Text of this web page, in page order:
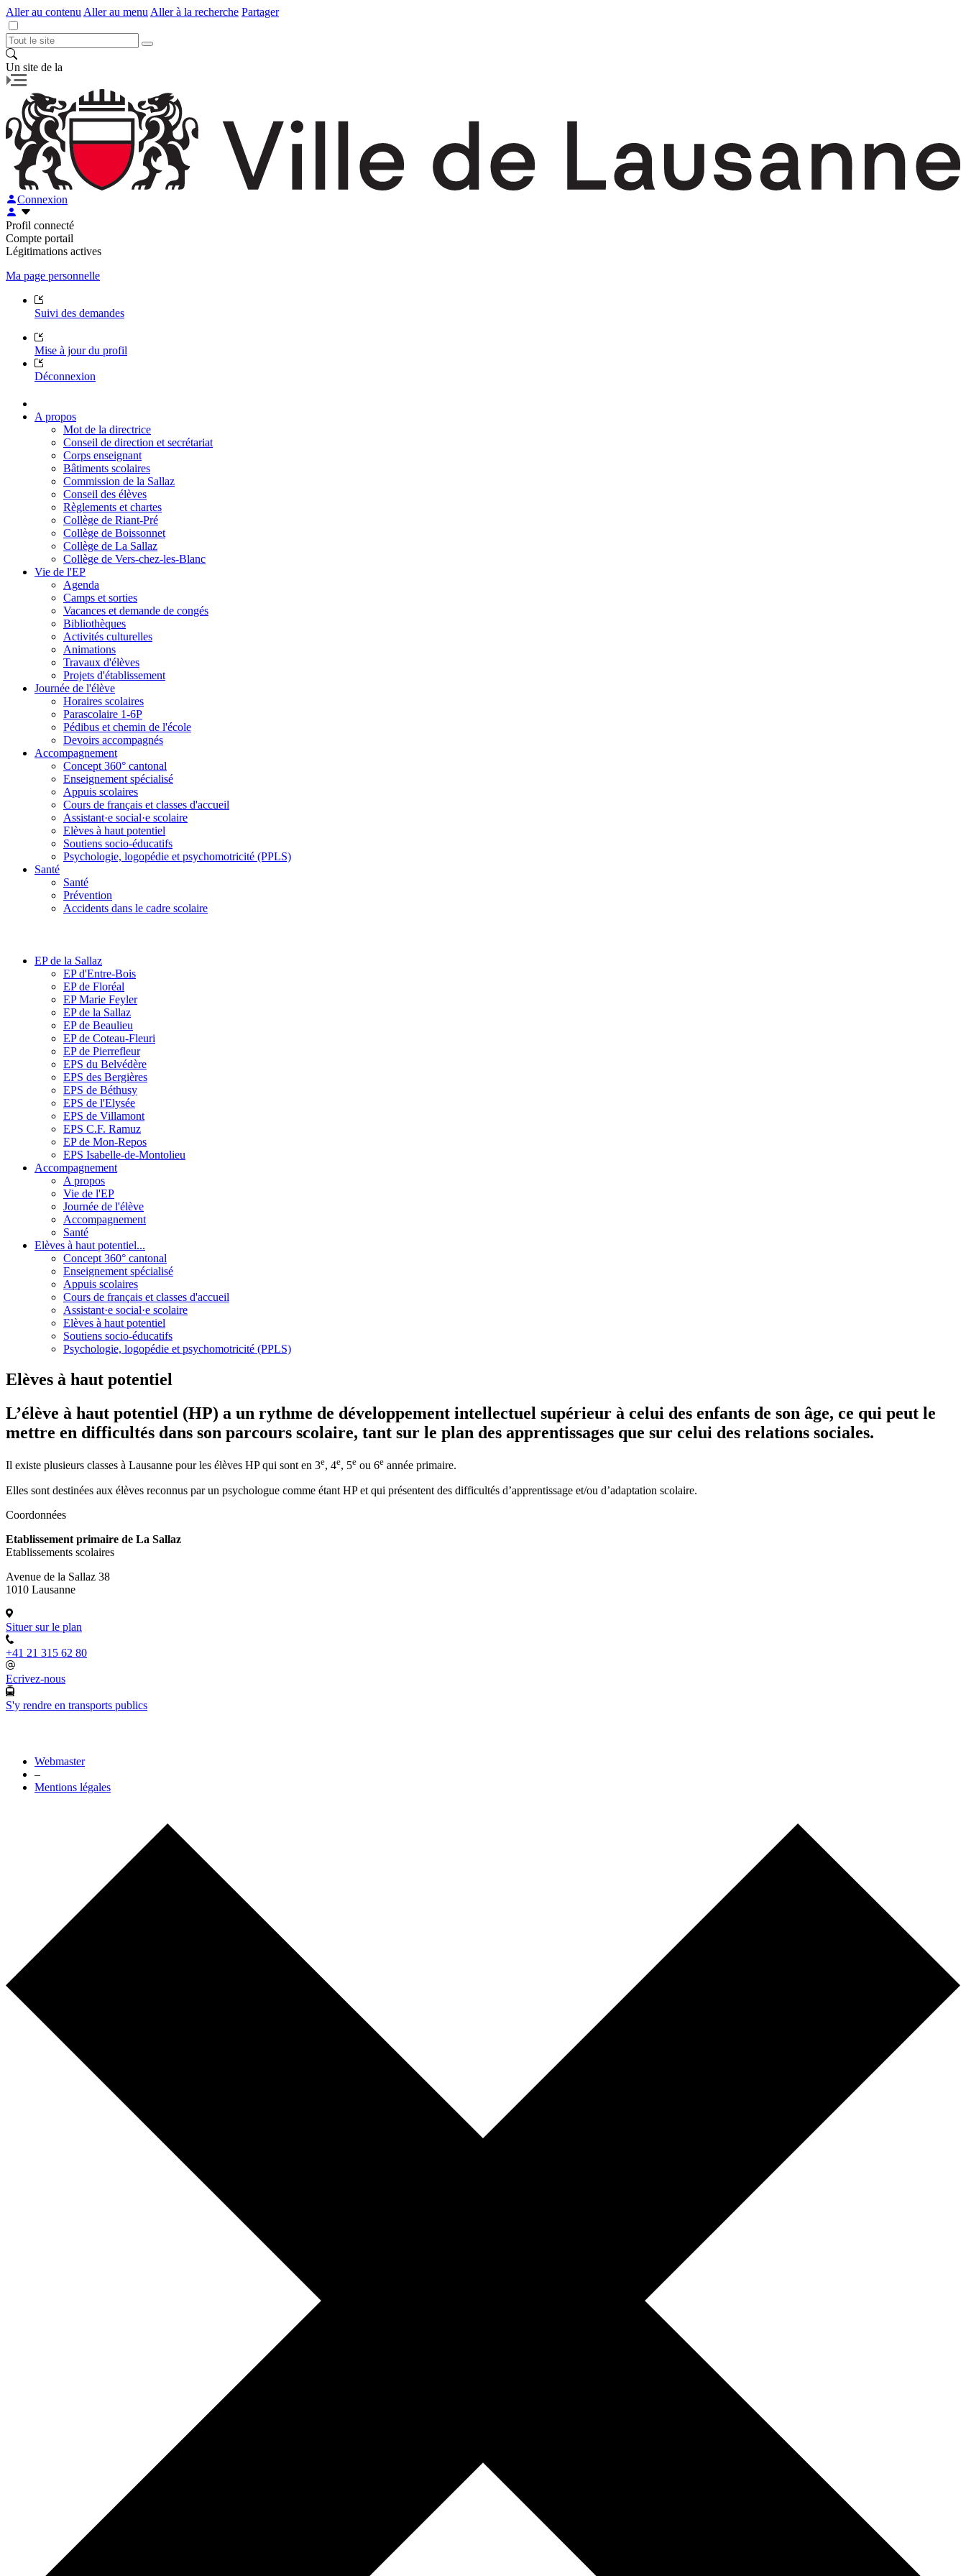
Aller au contenu Aller au menu Aller à la recherche Partager
Un site de la
Connexion
Profil connecté
Compte portail
Légitimations actives
Ma page personnelle
Suivi des demandes
Mise à jour du profil
Déconnexion
A propos
Mot de la directrice
Conseil de direction et secrétariat
Corps enseignant
Bâtiments scolaires
Commission de la Sallaz
Conseil des élèves
Règlements et chartes
Collège de Riant-Pré
Collège de Boissonnet
Collège de La Sallaz
Collège de Vers-chez-les-Blanc
Vie de l'EP
Agenda
Camps et sorties
Vacances et demande de congés
Bibliothèques
Activités culturelles
Animations
Travaux d'élèves
Projets d'établissement
Journée de l'élève
Horaires scolaires
Parascolaire 1-6P
Pédibus et chemin de l'école
Devoirs accompagnés
Accompagnement
Concept 360° cantonal
Enseignement spécialisé
Appuis scolaires
Cours de français et classes d'accueil
Assistant·e social·e scolaire
Elèves à haut potentiel
Soutiens socio-éducatifs
Psychologie, logopédie et psychomotricité (PPLS)
Santé
Santé
Prévention
Accidents dans le cadre scolaire
EP de la Sallaz
EP d'Entre-Bois
EP de Floréal
EP Marie Feyler
EP de la Sallaz
EP de Beaulieu
EP de Coteau-Fleuri
EP de Pierrefleur
EPS du Belvédère
EPS des Bergières
EPS de Béthusy
EPS de l'Elysée
EPS de Villamont
EPS C.F. Ramuz
EP de Mon-Repos
EPS Isabelle-de-Montolieu
Accompagnement
A propos
Vie de l'EP
Journée de l'élève
Accompagnement
Santé
Elèves à haut potentiel...
Concept 360° cantonal
Enseignement spécialisé
Appuis scolaires
Cours de français et classes d'accueil
Assistant·e social·e scolaire
Elèves à haut potentiel
Soutiens socio-éducatifs
Psychologie, logopédie et psychomotricité (PPLS)
Elèves à haut potentiel
L’élève à haut potentiel (HP) a un rythme de développement intellectuel supérieur à celui des enfants de son âge, ce qui peut le
mettre en difficultés dans son parcours scolaire, tant sur le plan des apprentissages que sur celui des relations sociales.
Il existe plusieurs classes à Lausanne pour les élèves HP qui sont en 3e, 4e, 5e ou 6e année primaire.
Elles sont destinées aux élèves reconnus par un psychologue comme étant HP et qui présentent des difficultés d’apprentissage et/ou d’adaptation scolaire.
Coordonnées
Etablissement primaire de La Sallaz
Etablissements scolaires
Avenue de la Sallaz 38
1010 Lausanne
Situer sur le plan
+41 21 315 62 80
Ecrivez-nous
S'y rendre en transports publics
Webmaster
–
Mentions légales